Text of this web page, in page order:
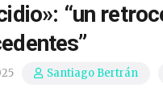
“un
Santiago Bertrán